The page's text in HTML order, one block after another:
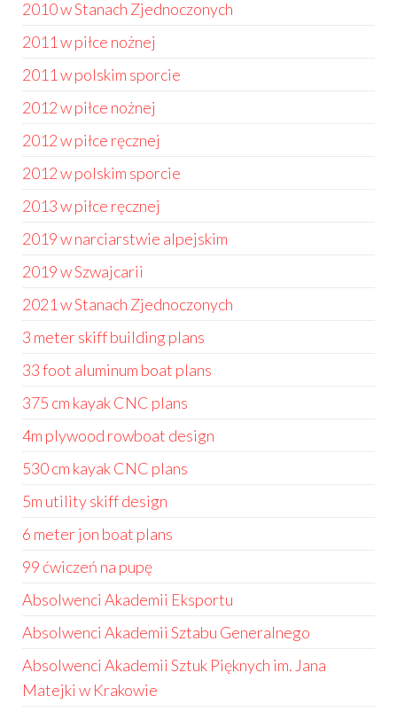
2010 w Stanach Zjednoczonych
2011 w piłce nożnej
2011 w polskim sporcie
2012 w piłce nożnej
2012 w piłce ręcznej
2012 w polskim sporcie
2013 w piłce ręcznej
2019 w narciarstwie alpejskim
2019 w Szwajcarii
2021 w Stanach Zjednoczonych
3 meter skiff building plans
33 foot aluminum boat plans
375 cm kayak CNC plans
4m plywood rowboat design
530 cm kayak CNC plans
5m utility skiff design
6 meter jon boat plans
99 ćwiczeń na pupę
Absolwenci Akademii Eksportu
Absolwenci Akademii Sztabu Generalnego
Absolwenci Akademii Sztuk Pięknych im. Jana
Matejki w Krakowie